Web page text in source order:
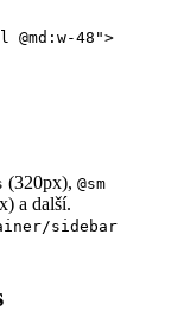
@md:w-48">
(320px), @sm
a další.
sidebar